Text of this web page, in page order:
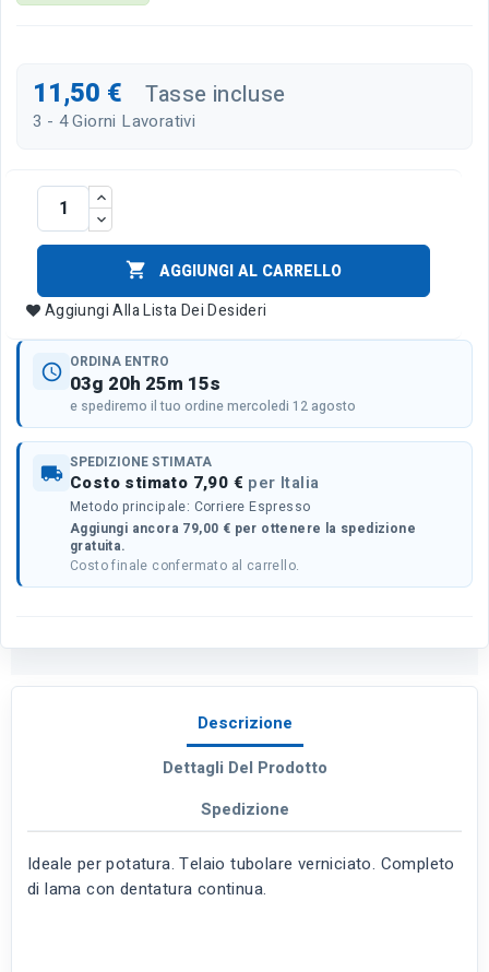
11,50 € Tasse incluse
3 - 4 Giorni Lavorativi

AGGIUNGI AL CARRELLO
Aggiungi Alla Lista Dei Desideri
schedule ORDINA ENTRO
03g 20h 25m 15s
e spediremo il tuo ordine mercoledi 12 agosto
local_shipping SPEDIZIONE STIMATA
Costo stimato 7,90 € per Italia
Metodo principale: Corriere Espresso
Aggiungi ancora 79,00 € per ottenere la spedizione
gratuita.
Costo finale confermato al carrello.
Descrizione
Dettagli Del Prodotto
Spedizione
Ideale per potatura. Telaio tubolare verniciato. Completo
di lama con dentatura continua.